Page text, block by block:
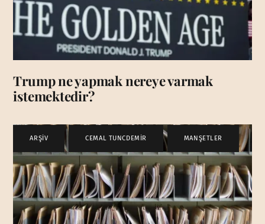
Trump ne yapmak nereye varmak
istemektedir?
ARŞİV CEMAL TUNCDEMİR , MANŞETLER